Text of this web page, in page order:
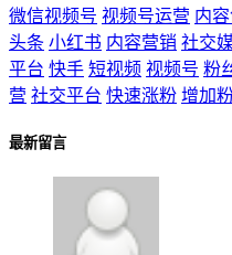
微信视频号 视频号运营 内
头条 小红书 内容营销 社交
平台 快手 短视频 视频号 粉
营 社交平台 快速涨粉 增加
最新留言